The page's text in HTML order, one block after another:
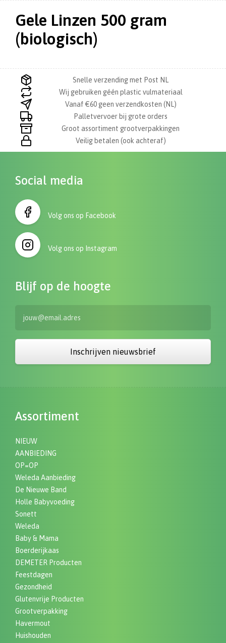
Gele Linzen 500 gram
(biologisch)
Snelle verzending met Post NL
Wij gebruiken géén plastic vulmateriaal
Vanaf €60 geen verzendkosten (NL)
Palletvervoer bij grote orders
Groot assortiment grootverpakkingen
Veilig betalen (ook achteraf)
Social media
Volg ons op Facebook
Volg ons op Instagram
Blijf op de hoogte
Inschrijven nieuwsbrief
Assortiment
NIEUW
AANBIEDING
OP=OP
Weleda Aanbieding
De Nieuwe Band
Holle Babyvoeding
Sonett
Weleda
Baby & Mama
Boerderijkaas
DEMETER Producten
Feestdagen
Gezondheid
Glutenvrije Producten
Grootverpakking
Havermout
Huishouden